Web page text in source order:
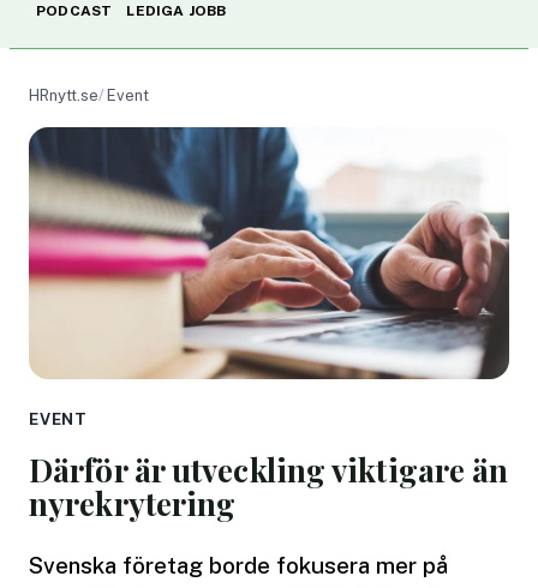
PODCAST
LEDIGA JOBB
HRnytt.se Event
EVENT
Därför är utveckling viktigare än
nyrekrytering
Svenska företag borde fokusera mer på